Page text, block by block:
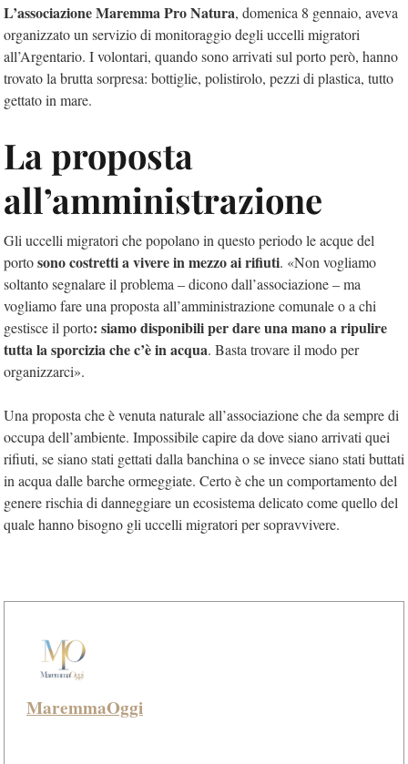
L’associazione Maremma Pro Natura, domenica 8 gennaio, aveva
organizzato un servizio di monitoraggio degli uccelli migratori
all’Argentario. I volontari, quando sono arrivati sul porto però, hanno
trovato la brutta sorpresa: bottiglie, polistirolo, pezzi di plastica, tutto
gettato in mare.
La proposta
all’amministrazione
Gli uccelli migratori che popolano in questo periodo le acque del
portosono costretti a vivere in mezzo ai rifiuti. «Non vogliamo
soltanto segnalare il problema – dicono dall’associazione – ma
vogliamo fare una proposta all’amministrazione comunale o a chi
gestisce il porto: siamo disponibili per dare una mano a ripulire
tutta la sporcizia che c’è in acqua. Basta trovare il modo per
organizzarci».
Una proposta che è venuta naturale all’associazione che da sempre di
occupa dell’ambiente. Impossibile capire da dove siano arrivati quei
rifiuti, se siano stati gettati dalla banchina o se invece siano stati buttati
in acqua dalle barche ormeggiate. Certo è che un comportamento del
genere rischia di danneggiare un ecosistema delicato come quello del
quale hanno bisogno gli uccelli migratori per sopravvivere.
MaremmaOggi